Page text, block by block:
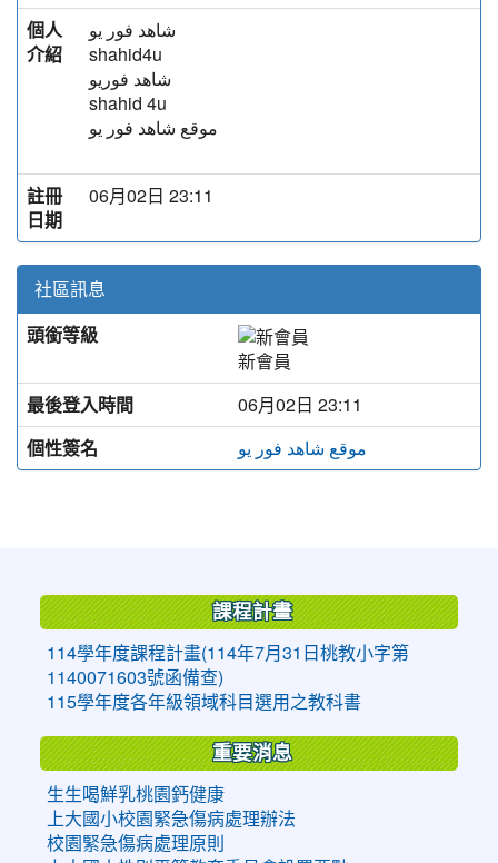
個人
介紹
شاهد فور يو
shahid4u
شاهد فوريو
shahid 4u
موقع شاهد فور يو
註冊
日期
06月02日 23:11
社區訊息
頭銜等級
新會員
最後登入時間
06月02日 23:11
個性簽名
موقع شاهد فور يو
課程計畫
114學年度課程計畫(114年7月31日桃教小字第
1140071603號函備查)
115學年度各年級領域科目選用之教科書
重要消息
生生喝鮮乳桃園鈣健康
上大國小校園緊急傷病處理辦法
校園緊急傷病處理原則